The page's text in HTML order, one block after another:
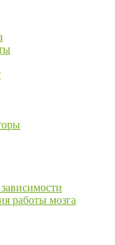
работы мозга